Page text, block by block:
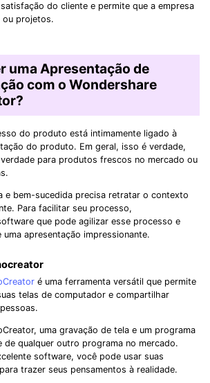
do cliente e permite que a empresa
ou projetos.
uma Apresentação de
com o Wondershare
do produto está intimamente ligado à
do produto. Em geral, isso é verdade,
para produtos frescos no mercado ou
e bem-sucedida precisa retratar o contexto
Para facilitar seu processo,
que pode agilizar esse processo e
apresentação impressionante.
é uma ferramenta versátil que permite
telas de computador e compartilhar
uma gravação de tela e um programa
de qualquer outro programa no mercado.
software, você pode usar suas
trazer seus pensamentos à realidade.